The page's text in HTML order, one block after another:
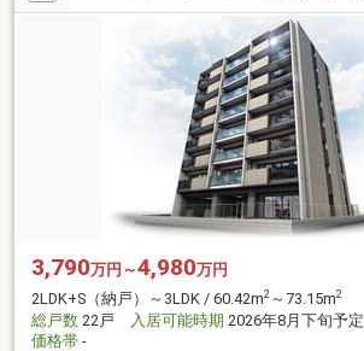
3,790万円～4,980万円
2LDK+S（納戸）～3LDK / 60.42m2 ～73.15m2
総戸数 22戸 入居可能時期 2026年8月下旬予定
価格帯 -